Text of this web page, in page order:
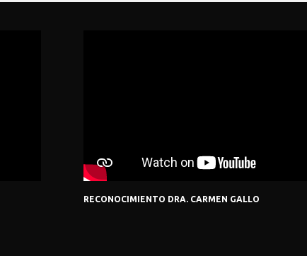
RECONOCIMIENTO DRA. CARMEN GALLO